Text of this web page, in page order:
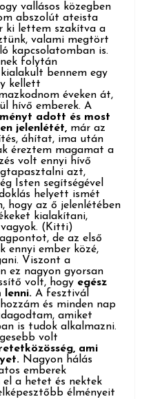
vallásos közegben
abszolút ateista
ki lettem szakítva a
valami megtört
kapcsolatomban is.
folytán
bennem egy
kellett
éveken át,
hívő emberek. A
adott és most
jelenlétét, már az
áhítat, ima után
éreztem magamat a
volt ennyi hívő
azt,
Isten segítségével
helyett ismét
hogy az ő jelenlétében
kialakítani,
(Kitti)
de az első
ennyi ember közé,
Viszont a
ez nagyon gyorsan
volt, hogy egész
lenni. A fesztivál
és minden nap
amiket
is tudok alkalmazni.
volt
ami
Nagyon hálás
emberek
a hetet és nektek
élményeit